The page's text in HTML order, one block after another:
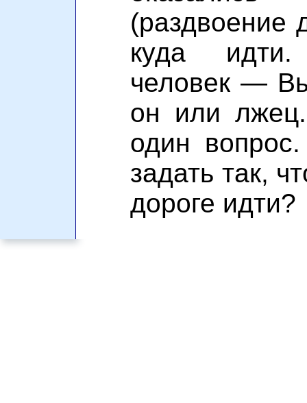
(раздвоение
куда
человек —
он или
один
задать так,
дороге идти?